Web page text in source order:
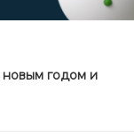
годом и